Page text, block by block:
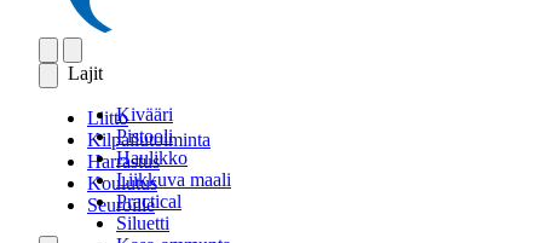
Lajit
Kivääri
Pistooli
Haulikko
Liikkuva maali
Practical
Siluetti
Liitto
Kilpailutoiminta
Harrastus
Koulutus
Seuroille